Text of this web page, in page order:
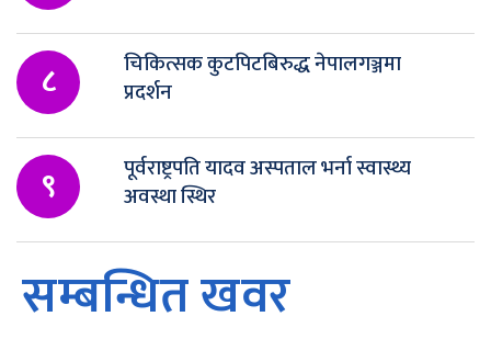
८
चिकित्सक कुटपिटबिरुद्ध नेपालगञ्जमा
प्रदर्शन
९
पूर्वराष्ट्रपति यादव अस्पताल भर्ना स्वास्थ्य
अवस्था स्थिर
सम्बन्धित खवर